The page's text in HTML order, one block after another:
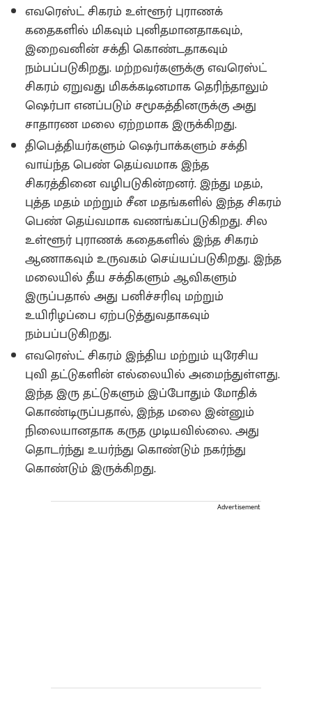
எவரெஸ்ட் சிகரம் உள்ளூர் புராணக்
கதைகளில் மிகவும் புனிதமானதாகவும்,
இறைவனின் சக்தி கொண்டதாகவும்
நம்பப்படுகிறது. மற்றவர்களுக்கு எவரெஸ்ட்
சிகரம் ஏறுவது மிகக்கடினமாக தெரிந்தாலும்
ஷெர்பா எனப்படும் சமூகத்தினருக்கு அது
சாதாரண மலை ஏற்றமாக இருக்கிறது.
திபெத்தியர்களும் ஷெர்பாக்களும் சக்தி
வாய்ந்த பெண் தெய்வமாக இந்த
சிகரத்தினை வழிபடுகின்றனர். இந்து மதம்,
புத்த மதம் மற்றும் சீன மதங்களில் இந்த சிகரம்
பெண் தெய்வமாக வணங்கப்படுகிறது. சில
உள்ளூர் புராணக் கதைகளில் இந்த சிகரம்
ஆணாகவும் உருவகம் செய்யப்படுகிறது. இந்த
மலையில் தீய சக்திகளும் ஆவிகளும்
இருப்பதால் அது பனிச்சரிவு மற்றும்
உயிரிழப்பை ஏற்படுத்துவதாகவும்
நம்பப்படுகிறது.
எவரெஸ்ட் சிகரம் இந்திய மற்றும் யுரேசிய
புவி தட்டுகளின் எல்லையில் அமைந்துள்ளது.
இந்த இரு தட்டுகளும் இப்போதும் மோதிக்
கொண்டிருப்பதால், இந்த மலை இன்னும்
நிலையானதாக கருத முடியவில்லை. அது
தொடர்ந்து உயர்ந்து கொண்டும் நகர்ந்து
கொண்டும் இருக்கிறது.
Advertisement